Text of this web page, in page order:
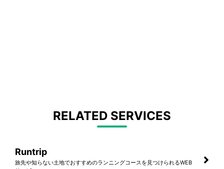
RELATED SERVICES
Runtrip
旅先や知らない土地でおすすめのランニングコースを見つけられるWEB